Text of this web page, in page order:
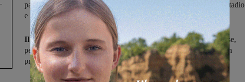
palazzetto comunale di via Genova, la tensostruttura in zona antistadio
e la palestra dell’isis “Valdarno”.
Il programma prevedeuna prima fase all’italiana, la seconda fase,
per definire la griglia delle finali, conquella per il primo postoin
programma domenica pomeriggio al Palagalli.